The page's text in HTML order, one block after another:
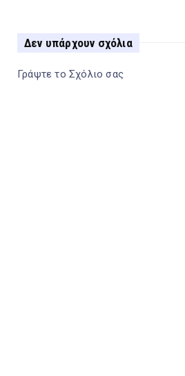
Δεν υπάρχουν σχόλια
Γράψτε το Σχόλιο σας